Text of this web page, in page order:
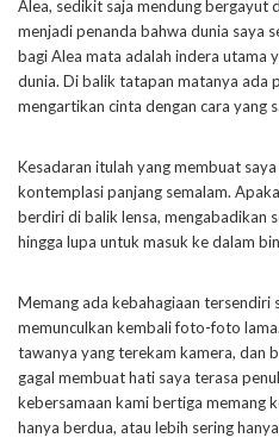
Alea, sedikit saja mendung bergayut
menjadi penanda bahwa dunia saya
bagi Alea mata adalah indera utama
dunia. Di balik tatapan matanya ada
mengartikan cinta dengan cara yang
Kesadaran itulah yang membuat
kontemplasi panjang semalam.
berdiri di balik lensa, mengabadikan
hingga lupa untuk masuk ke dalam
Memang ada kebahagiaan tersendiri
memunculkan kembali foto-foto
tawanya yang terekam kamera, dan
gagal membuat hati saya terasa
kebersamaan kami bertiga memang
hanya berdua, atau lebih sering